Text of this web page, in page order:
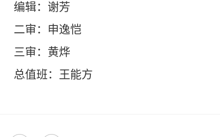
编辑：谢芳
二审：申逸恺
三审：黄烨
总值班：王能方